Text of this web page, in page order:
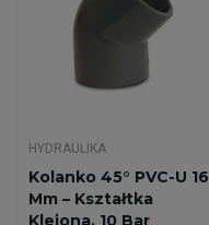
HYDRAULIKA
Kolanko 45° PVC-U 16
Mm – Kształtka
Klejona, 10 Bar